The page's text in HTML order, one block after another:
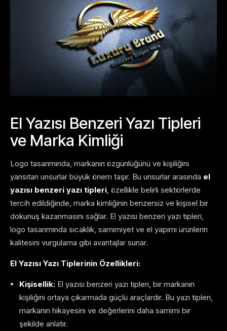
El Yazısı Benzeri Yazı Tipleri
ve Marka Kimliği
Logo tasarımında, markanın özgünlüğünü ve kişiliğini
yansıtan unsurlar büyük önem taşır. Bu unsurlar arasında el
yazısı benzeri yazı tipleri , özellikle belirli sektörlerde
tercih edildiğinde, marka kimliğinin benzersiz ve kişisel bir
dokunuş kazanmasını sağlar. El yazısı benzeri yazı tipleri,
logo tasarımında sıcaklık, samimiyet ve el yapımı ürünlerin
kalitesini vurgulama gibi avantajlar sunar.
El Yazısı Yazı Tiplerinin Özellikleri:
Kişisellik: El yazısı benzeri yazı tipleri, bir markanın
kişiliğini ortaya çıkarmada güçlü araçlardır. Bu yazı tipleri,
markanın hikayesini ve değerlerini daha samimi bir
şekilde anlatır.